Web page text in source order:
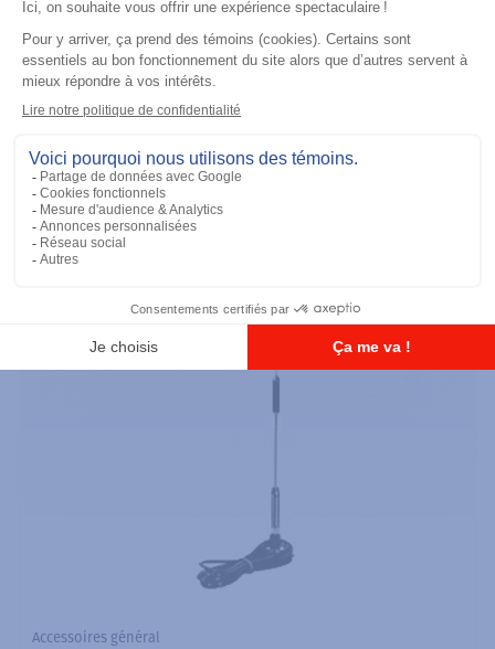
Accessoires général
UHF 3.5dB Gain Through-hole Mount
Antenna, 470-494 MHz
Accessoires général